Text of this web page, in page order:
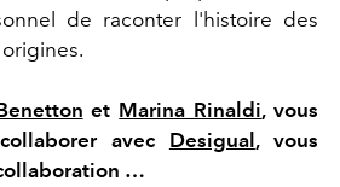
de raconter l'histoire des
et Marina Rinaldi, vous
avec Desigual , vous
…